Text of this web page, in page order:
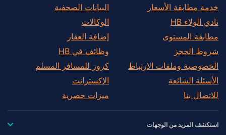
خدمة مطابقة الأسعار
نادي الولاء HB
مطابقة المستوى
شروط الحجز
الخصوصية وملفات الارتباط
الأسئلة الشائعة
للاتصال بنا
البيانات الصحفية
الوكالات
إضافة العقار
وظائف في HB
كروز للمسافر المسلم
الإكسترانت
ميزات حصرية
استكشف المزيد من الوجهات